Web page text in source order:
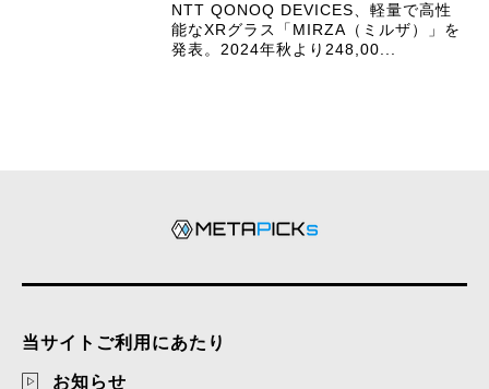
NTT QONOQ DEVICES、軽量で高性
能なXRグラス「MIRZA（ミルザ）」を
発表。2024年秋より248,00...
当サイトご利用にあたり
お知らせ